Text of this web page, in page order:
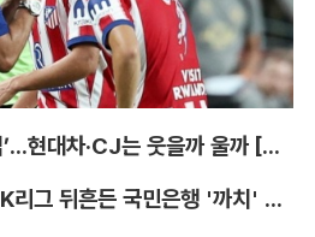
PGA 투어 ‘승강제 도입’...현대차·CJ는 웃을까 울까 [박호윤의 IN&OUT]
스타 아닌 ‘준비의 힘’...K리그 뒤흔든 국민은행 '까치' 사단 [이영규의 비욘더매치]